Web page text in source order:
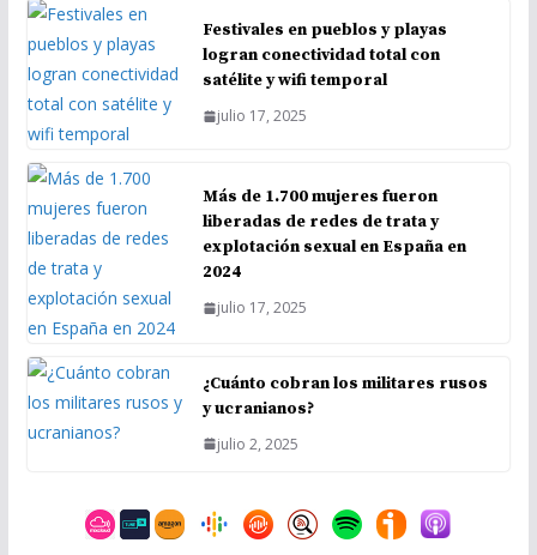
Festivales en pueblos y playas
logran conectividad total con
satélite y wifi temporal
julio 17, 2025
Más de 1.700 mujeres fueron
liberadas de redes de trata y
explotación sexual en España en
2024
julio 17, 2025
¿Cuánto cobran los militares rusos
y ucranianos?
julio 2, 2025